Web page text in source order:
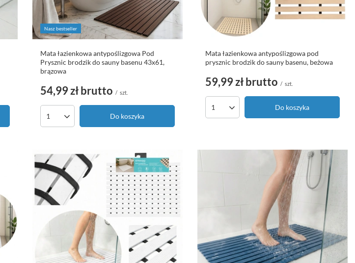
Nasz bestseller
Mata łazienkowa antypoślizgowa Pod
Prysznic brodzik do sauny basenu 43x61,
brązowa
54,99 złbrutto / szt.
Do koszyka
Mata łazienkowa antypoślizgowa pod
prysznic brodzik do sauny basenu, beżowa
59,99 złbrutto / szt.
Do koszyka